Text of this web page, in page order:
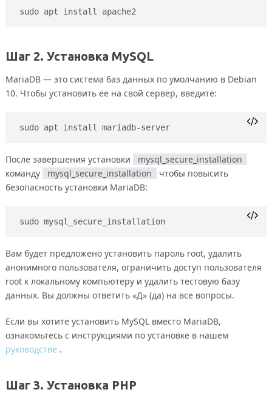
sudo apt install apache2
Шаг 2. Установка MySQL
MariaDB — это система баз данных по умолчанию в Debian
10. Чтобы установить ее на свой сервер, введите:
sudo apt install mariadb-server
После завершения установки
mysql_secure_installation
команду
mysql_secure_installation
чтобы повысить
безопасность установки MariaDB:
sudo mysql_secure_installation
Вам будет предложено установить пароль root, удалить
анонимного пользователя, ограничить доступ пользователя
root к локальному компьютеру и удалить тестовую базу
данных. Вы должны ответить «Д» (да) на все вопросы.
Если вы хотите установить MySQL вместо MariaDB,
ознакомьтесь с инструкциями по установке в нашем
руководстве .
Шаг 3. Установка PHP